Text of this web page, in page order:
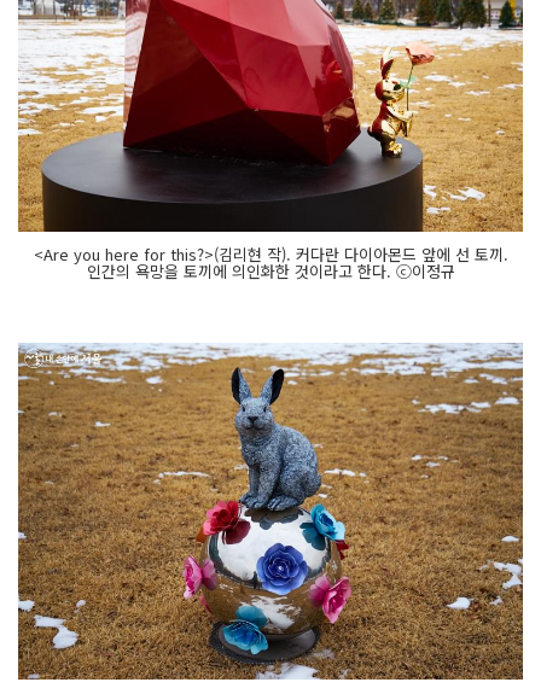
<Are you here for this?>(김리현 작). 커다란 다이아몬드 앞에 선 토끼.
인간의 욕망을 토끼에 의인화한 것이라고 한다. ⓒ이정규